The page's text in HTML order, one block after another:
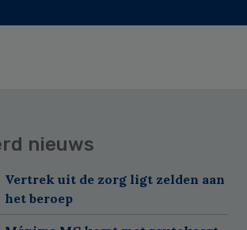
nieuws
Vertrek uit de zorg ligt zelden aan
het beroep